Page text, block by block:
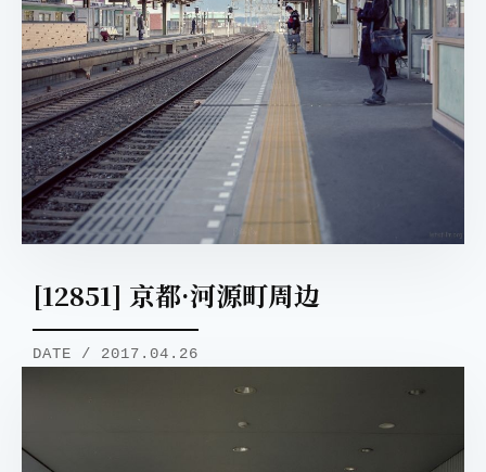
[12851] 京都·河源町周边
DATE / 2017.04.26